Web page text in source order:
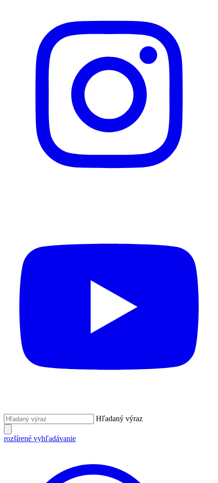
Hľadaný výraz
rozšírené vyhľadávanie